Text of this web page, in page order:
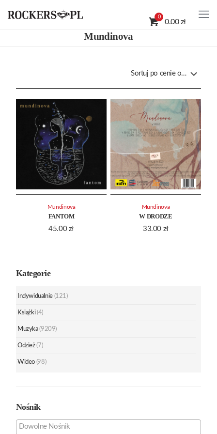
0
0.00 zł
Mundinova
FANTOM
45.00 zł
Mundinova
W DRODZE
33.00 zł
Mundinova
Kategorie
Indywidualnie (121)
Książki (4)
Muzyka (9209)
Odzież (7)
Wideo (98)
Nośnik